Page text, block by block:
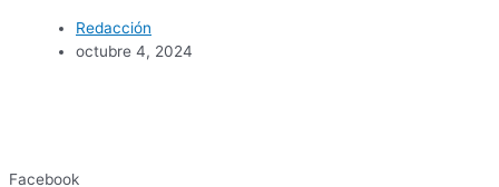
Redacción
octubre 4, 2024
Facebook